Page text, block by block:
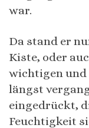
war.
Da stand er
Kiste, oder
wichtigen und
längst
eingedrückt,
Feuchtigkeit